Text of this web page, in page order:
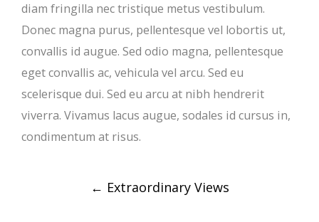
diam fringilla nec tristique metus vestibulum.
Donec magna purus, pellentesque vel lobortis ut,
convallis id augue. Sed odio magna, pellentesque
eget convallis ac, vehicula vel arcu. Sed eu
scelerisque dui. Sed eu arcu at nibh hendrerit
viverra. Vivamus lacus augue, sodales id cursus in,
condimentum at risus.
← Extraordinary Views